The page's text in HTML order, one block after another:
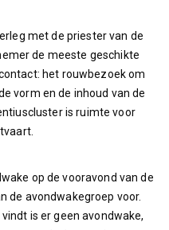
met de priester van de
de meeste geschikte
het rouwbezoek om
vorm en de inhoud van de
is ruimte voor
op de vooravond van de
de avondwakegroep voor.
is er geen avondwake,